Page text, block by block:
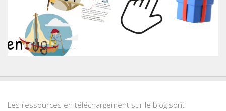
Les ressources en téléchargement sur le blog sont